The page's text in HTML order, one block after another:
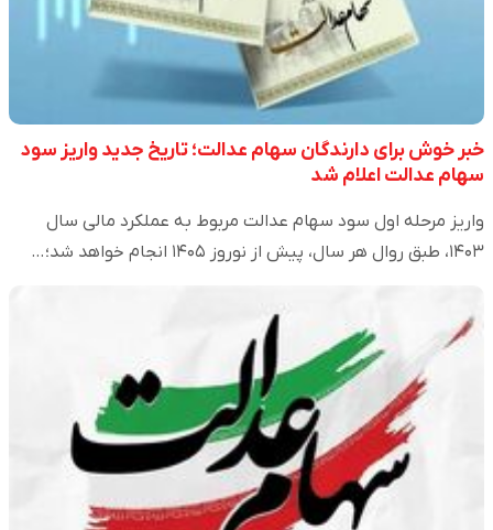
خبر خوش برای دارندگان سهام عدالت؛ تاریخ جدید واریز سود
سهام عدالت اعلام شد
واریز مرحله اول سود سهام عدالت مربوط به عملکرد مالی سال
۱۴۰۳، طبق روال هر سال، پیش از نوروز ۱۴۰۵ انجام خواهد شد؛…